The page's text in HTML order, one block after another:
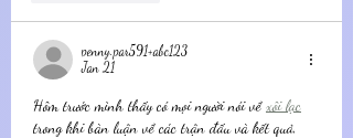
penny.par591+abc123
Jan 21
Hôm trước mình thấy có mọi người nói về xôi lạc
trong khi bàn luận về các trận đấu và kết quả,